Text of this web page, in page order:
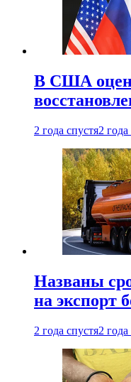
В США
2 года спустя2 года
Названы
на экспорт
2 года спустя2 года